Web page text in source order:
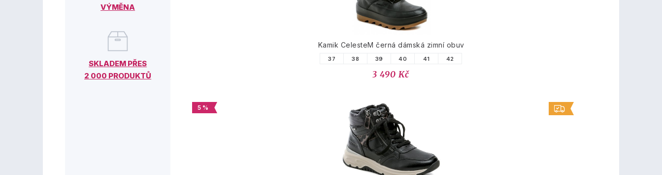
VÝMĚNA
SKLADEM PŘES
2 000 PRODUKTŮ
Kamik CelesteM černá dámská zimní obuv
37 38 39 40 41 42
3 490 Kč
5 %